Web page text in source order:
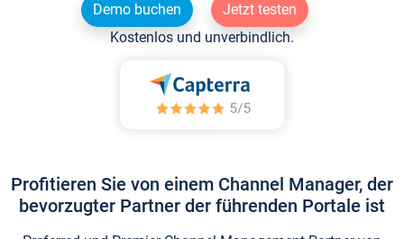
Demo buchen
Jetzt testen
Kostenlos und unverbindlich.
Profitieren Sie von einem Channel Manager, der
bevorzugter Partner der führenden Portale ist